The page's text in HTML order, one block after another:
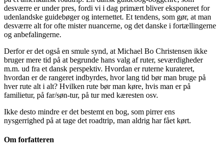
desværre er under pres, fordi vi i dag primært bliver eksponeret for
udenlandske guidebøger og internettet. Et tendens, som gør, at man
desværre alt for ofte mister nuancerne, og det danske i fortællingerne
og anbefalingerne.
Derfor er det også en smule synd, at Michael Bo Christensen ikke
bruger mere tid på at begrunde hans valg af ruter, seværdigheder
m.m. ud fra et dansk perspektiv. Hvordan er ruterne kurateret,
hvordan er de rangeret indbyrdes, hvor lang tid bør man bruge på
hver rute alt i alt? Hvilken rute bør man køre, hvis man er på
familietur, på far/søn-tur, på tur med kæresten osv.
Ikke desto mindre er det bestemt en bog, som pirrer ens
nysgerrighed på at tage det roadtrip, man aldrig har fået kørt.
Om forfatteren